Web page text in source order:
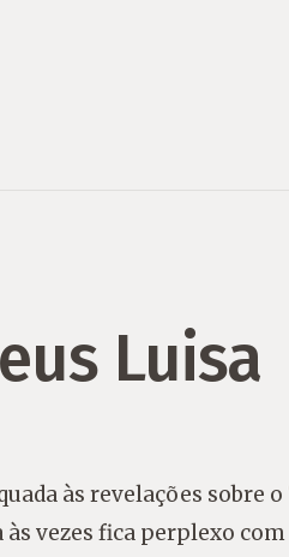
Luisa
às revelações sobre o
às vezes fica perplexo com